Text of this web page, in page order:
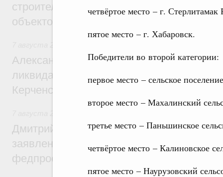
четвёртое место – г.
пятое место – г. Хабаровск.
Победители во второй категории:
первое место – сельское
второе место – Махалинский
третье место – Паньшинское
четвёртое место – Калиновское
пятое место – Наурузовский
строительство и реконструкцию более
объектов
Александр Козлов провёл заседание
ликвидации последствий чрезвычайной
Керченском проливе
Дмитрий Чернышенко: Установлен
заявлений от абитуриентов колледжей и
федпроекта «Профессионалитет»